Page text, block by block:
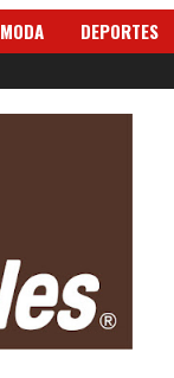
MODA DEPORTES